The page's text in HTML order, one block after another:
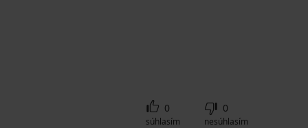
0
súhlasím
0
nesúhlasím